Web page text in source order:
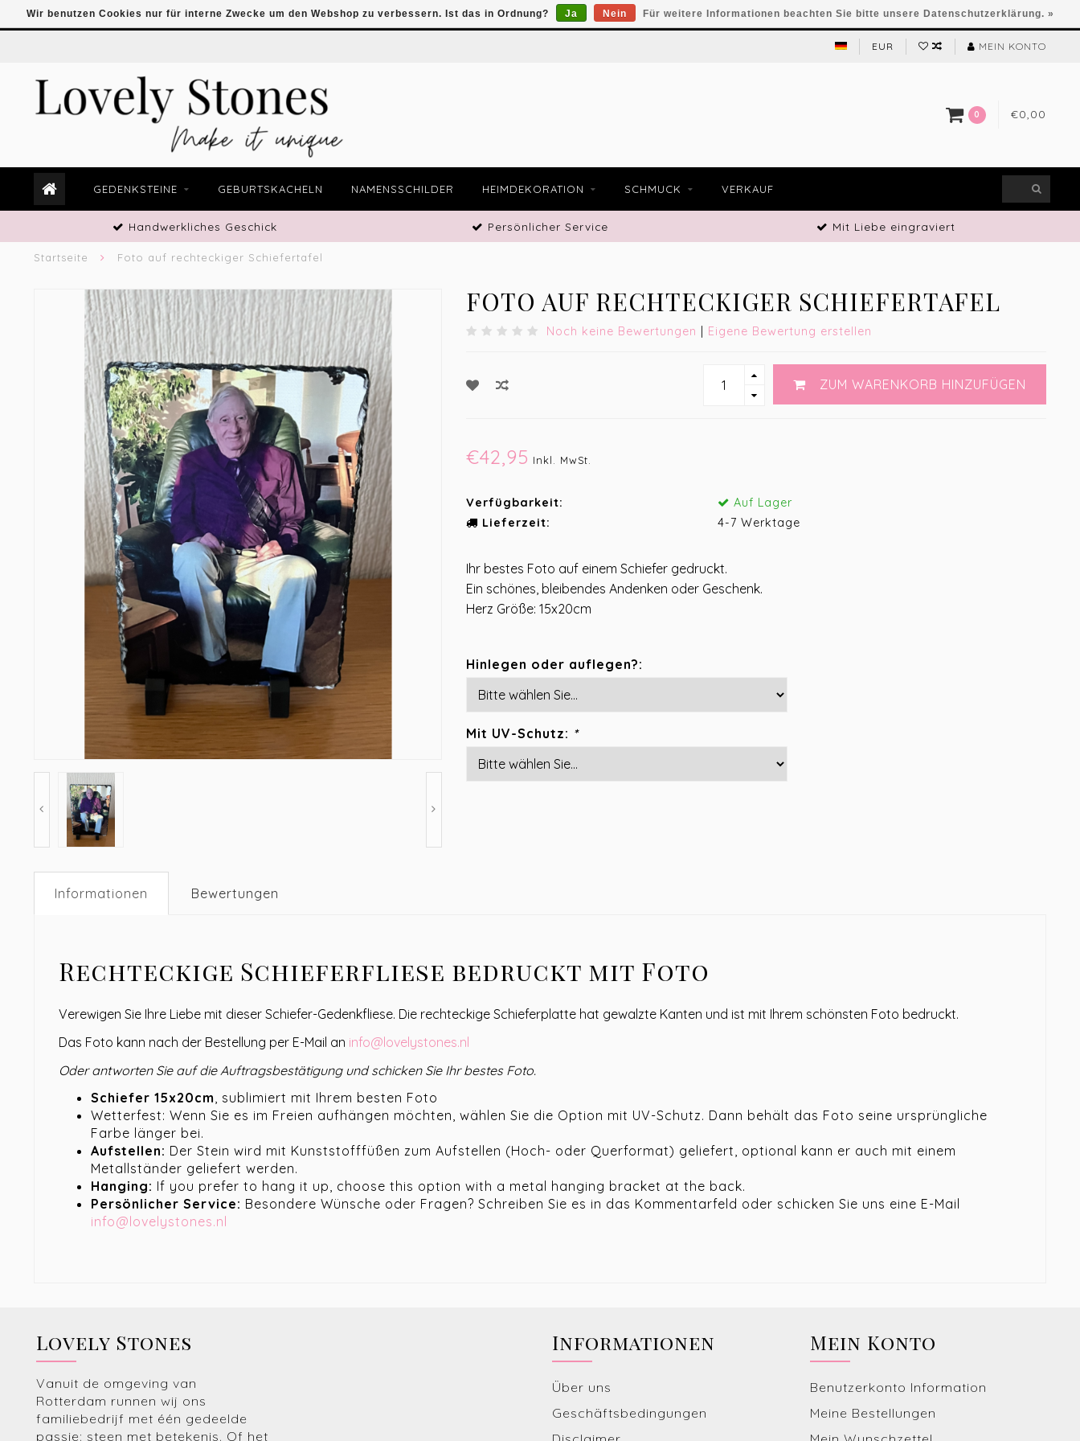
EUR MEIN KONTO
0 €0,00
GEDENKSTEINE GEBURTSKACHELN NAMENSSCHILDER HEIMDEKORATION SCHMUCK VERKAUF
Handwerkliches Geschick Persönlicher Service Mit Liebe eingraviert
Startseite Foto auf rechteckiger Schiefertafel
FOTO AUF RECHTECKIGER SCHIEFERTAFEL
Noch keine Bewertungen | Eigene Bewertung erstellen
ZUM WARENKORB HINZUFÜGEN
€42,95 Inkl. MwSt.
Verfügbarkeit:
Auf Lager
Lieferzeit:
4-7 Werktage
Ihr bestes Foto auf einem Schiefer gedruckt.
Ein schönes, bleibendes Andenken oder Geschenk.
Herz Größe: 15x20cm
Hinlegen oder auflegen?:
Mit UV-Schutz: *
Informationen Bewertungen
Rechteckige Schieferfliese bedruckt mit Foto
Verewigen Sie Ihre Liebe mit dieser Schiefer-Gedenkfliese. Die rechteckige Schieferplatte hat gewalzte Kanten und ist mit Ihrem schönsten Foto bedruckt.
Das Foto kann nach der Bestellung per E-Mail an info@lovelystones.nl
Oder antworten Sie auf die Auftragsbestätigung und schicken Sie Ihr bestes Foto.
Schiefer 15x20cm , sublimiert mit Ihrem besten Foto
Wetterfest: Wenn Sie es im Freien aufhängen möchten, wählen Sie die Option mit UV-Schutz. Dann behält das Foto seine ursprüngliche
Farbe länger bei.
Aufstellen: Der Stein wird mit Kunststofffüßen zum Aufstellen (Hoch- oder Querformat) geliefert, optional kann er auch mit einem
Metallständer geliefert werden.
Hanging: If you prefer to hang it up, choose this option with a metal hanging bracket at the back.
Persönlicher Service: Besondere Wünsche oder Fragen? Schreiben Sie es in das Kommentarfeld oder schicken Sie uns eine E-Mail
info@lovelystones.nl
Wir benutzen Cookies nur für interne Zwecke um den Webshop zu verbessern. Ist das in Ordnung? Ja Nein Für weitere Informationen beachten Sie bitte unsere Datenschutzerklärung. »
Lovely Stones
Vanuit de omgeving van
Rotterdam runnen wij ons
familiebedrijf met één gedeelde
passie: steen met betekenis. Of het
Informationen
Über uns
Geschäftsbedingungen
Mein Konto
Benutzerkonto Information
Meine Bestellungen